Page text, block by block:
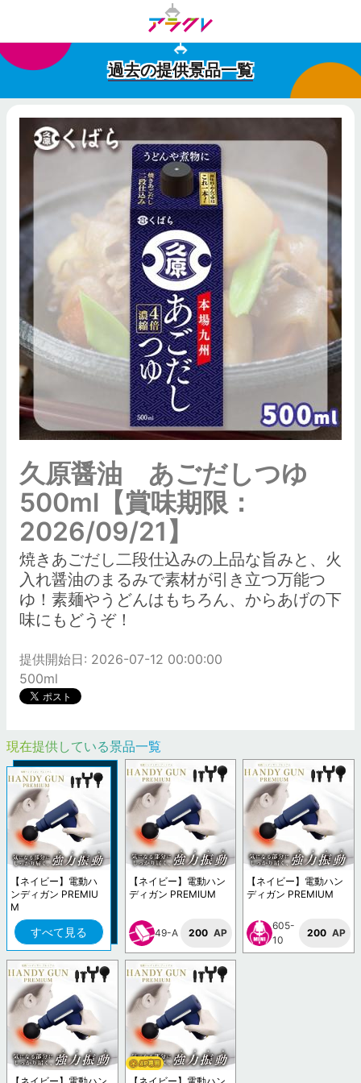
過去の提供景品一覧
久原醤油 あごだしつゆ
500ml【賞味期限：
2026/09/21】
焼きあごだし二段仕込みの上品な旨みと、火
入れ醤油のまるみで素材が引き立つ万能つ
ゆ！素麺やうどんはもちろん、からあげの下
味にもどうぞ！
提供開始日: 2026-07-12 00:00:00
500ml
現在提供している景品一覧
【ネイビー】電動ハ
ンディガン PREMIU
M
すべて見る
【ネイビー】電動ハン
ディガン PREMIUM
49-A 200 AP
【ネイビー】電動ハン
ディガン PREMIUM
605-
10
200 AP